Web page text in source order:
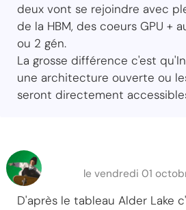
deux vont se rejoindre avec
de la HBM, des coeurs GPU +
ou 2 gén.
La grosse différence c'est
une architecture ouverte ou
seront directement
le vendredi 01
D'après le tableau Alder Lake